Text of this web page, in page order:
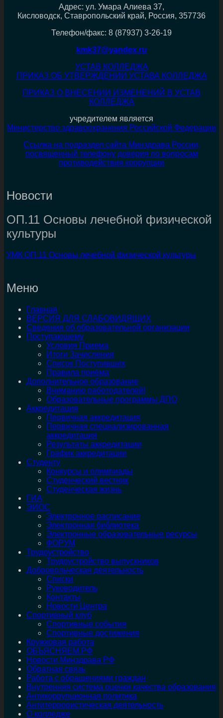
Адрес: ул. Умара Алиева 37,
Кисловодск, Ставропольский край, Россия, 357736
Телефон/факс: 8 (87937) 3-26-19
kmk37@yandex.ru
УСТАВ КОЛЛЕДЖА
ПРИКАЗ ОБ УТВЕРЖДЕНИИ УСТАВА КОЛЛЕДЖА
ПРИКАЗ О ВНЕСЕНИИ ИЗМЕНЕНИЙ В УСТАВ
КОЛЛЕДЖА
учредителем является
Министерство здравоохранения Российской Федерации
Ссылка на подраздел сайта Минздрава России,
посвященный телефону доверия по вопросам
противодействия коррупции
Новости
ОП.11 Основы лечебной физической
культуры
УМК ОП.11 Основы лечебной физической культуры
Меню
Главная
ВЕРСИЯ ДЛЯ СЛАБОВИДЯЩИХ
Сведения об образовательной организации
Поступающему
Условия Приема
Итоги Зачисления
Список Поступивших
Правила приёма
Дополнительное образование
Вниманию работодателей!
Образовательные программы ДПО
Аккредитация
Первичная аккредитация
Первичная специализированная
аккредитация
Результаты аккредитации
График аккредитации
Студенту
Конкурсы и олимпиады
Студенческий вестник
Студенческая жизнь
ГИА
ЭИОС
Электронное расписание
Электронная библиотека
Электронные образовательные ресурсы
ФОРУМ
Трудоустройство
Трудоустройство выпускников
Добровольческая деятельность
Списки
Руководитель
Контакты
Новости Центра
Спортивный клуб
Спортивные события
Спортивные достижения
Кружковая работа
ОБЪЯСНЯЕМ.РФ
Новости Минздрава РФ
Обратная связь
Работа с обращениями граждан
Внутренняя система оценки качества образования
Антикоррупционная политика
Антитеррористическая деятельность
О колледже